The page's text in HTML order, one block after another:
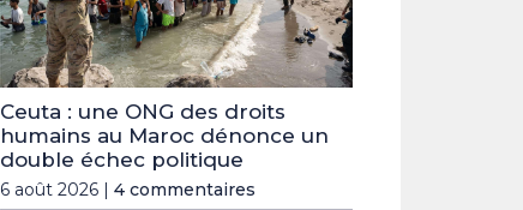
Ceuta : une ONG des droits
humains au Maroc dénonce un
double échec politique
6 août 2026 | 4 commentaires